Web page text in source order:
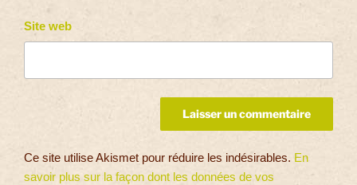
Site web
Ce site utilise Akismet pour réduire les indésirables. En
savoir plus sur la façon dont les données de vos